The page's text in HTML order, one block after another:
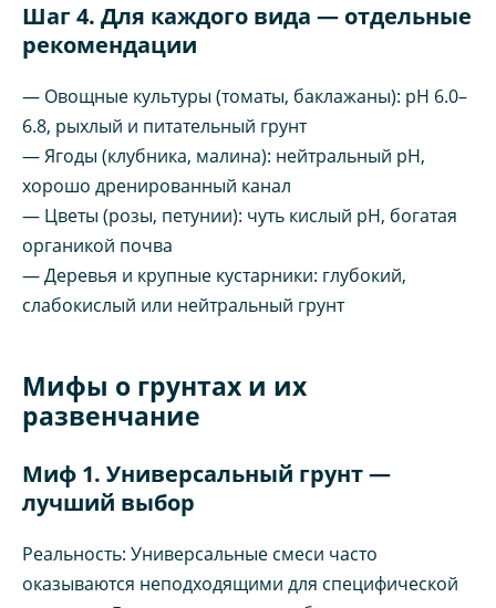
Шаг 4. Для каждого вида — отдельные
рекомендации
— Овощные культуры (томаты, баклажаны): pH 6.0–
6.8, рыхлый и питательный грунт
— Ягоды (клубника, малина): нейтральный pH,
хорошо дренированный канал
— Цветы (розы, петунии): чуть кислый pH, богатая
органикой почва
— Деревья и крупные кустарники: глубокий,
слабокислый или нейтральный грунт
Мифы о грунтах и их
развенчание
Миф 1. Универсальный грунт —
лучший выбор
Реальность: Универсальные смеси часто
оказываются неподходящими для специфической